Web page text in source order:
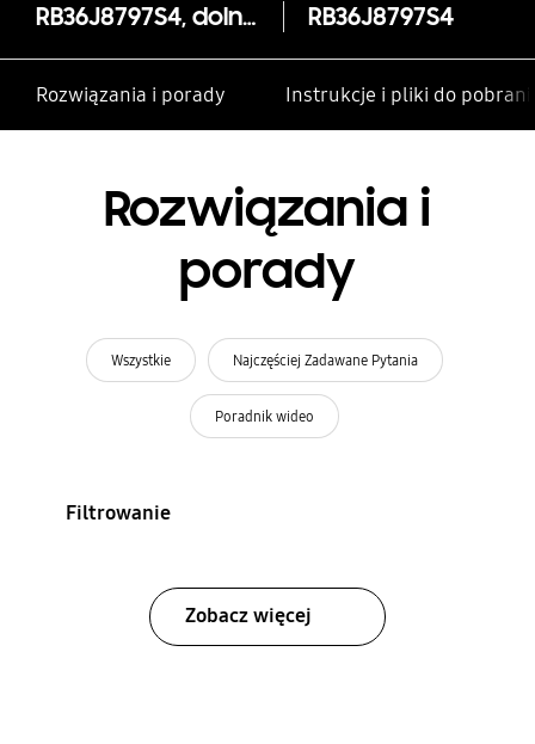
RB36J8797S4, dolny zamrażalnik, wzornictwo Kitchen Fit, 350 l RB36J8797S4
Rozwiązania i porady Instrukcje i pliki do
Rozwiązania i
porady
Wszystkie Najczęściej Zadawane Pytania
Poradnik wideo
Filtrowanie
Zobacz więcej